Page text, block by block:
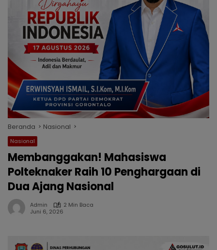
Beranda Nasional
Nasional
Membanggakan! Mahasiswa
Polteknaker Raih 10 Penghargaan di
Dua Ajang Nasional
Admin
2 Min Baca
Juni 6, 2026